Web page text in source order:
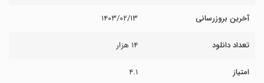
آخرین بروزرسانی ۱۴۰۳/۰۲/۱۳
تعداد دانلود ۱۴ هزار
امتیاز ۴.۱